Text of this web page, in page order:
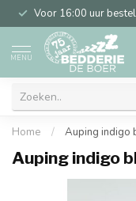
Voor 16:00 uur
MENU
Home / Auping indigo
Auping indigo